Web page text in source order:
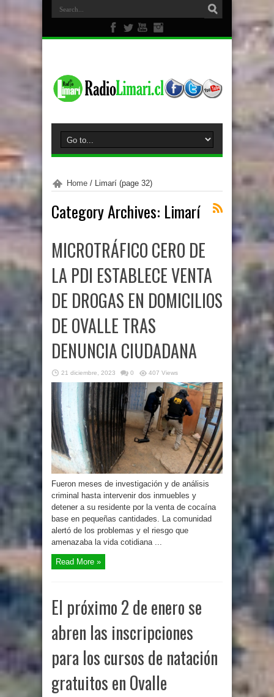
Home / Limarí (page 32)
Category Archives: Limarí
MICROTRÁFICO CERO DE
LA PDI ESTABLECE VENTA
DE DROGAS EN DOMICILIOS
DE OVALLE TRAS
DENUNCIA CIUDADANA
21 diciembre, 2023 0 407 Views
Fueron meses de investigación y de análisis
criminal hasta intervenir dos inmuebles y
detener a su residente por la venta de cocaína
base en pequeñas cantidades. La comunidad
alertó de los problemas y el riesgo que
amenazaba la vida cotidiana ...
Read More »
El próximo 2 de enero se
abren las inscripciones
para los cursos de natación
gratuitos en Ovalle